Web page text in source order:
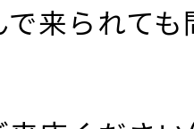
来られて